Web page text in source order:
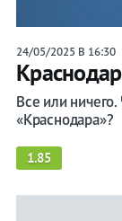
24/05/2025 В 16:30
Все или
«Краснодара»?
1.85